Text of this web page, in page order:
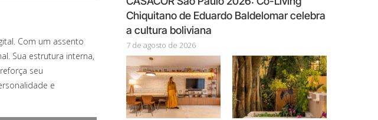
Com um assento
Sua estrutura interna,
seu
e
Chiquitano de Eduardo Baldelomar celebra
a cultura boliviana
7 de agosto de 2026